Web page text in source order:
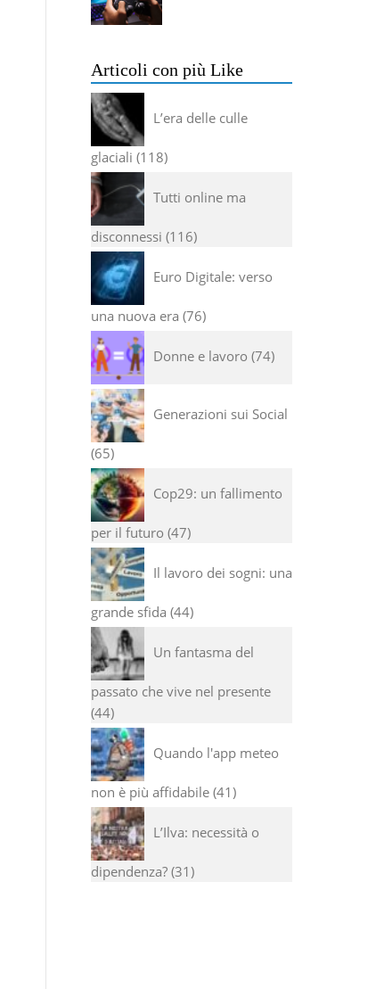
Articoli con più Like
L’era delle culle
glaciali 118
Tutti online ma
disconnessi 116
Euro Digitale: verso
una nuova era 76
Donne e lavoro 74
Generazioni sui Social
65
Cop29: un fallimento
per il futuro 47
Il lavoro dei sogni: una
grande sfida 44
Un fantasma del
passato che vive nel presente
44
Quando l'app meteo
non è più affidabile 41
L’Ilva: necessità o
dipendenza? 31